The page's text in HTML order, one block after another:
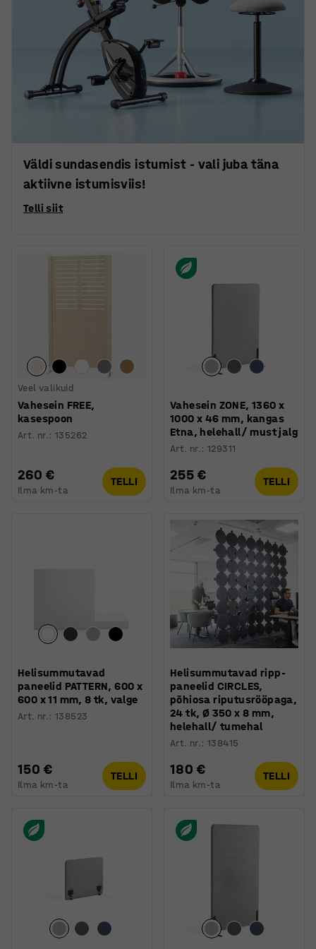
Väldi sundasendis istumist - vali juba täna
aktiivne istumisviis!
Telli siit
Veel valikuid
Vahesein FREE,
kasespoon
Art. nr.:135262
260 €
Ilma km-ta
TELLI
Vahesein ZONE, 1360 x
1000 x 46 mm, kangas
Etna, helehall/ must jalg
Art. nr.:129311
255 €
Ilma km-ta
TELLI
Helisummutavad
paneelid PATTERN, 600 x
600 x 11 mm, 8 tk, valge
Art. nr.:138523
150 €
Ilma km-ta
TELLI
Helisummutavad ripp-
paneelid CIRCLES,
põhiosa riputusrööpaga,
24 tk, Ø 350 x 8 mm,
helehall/ tumehal
Art. nr.:138415
180 €
Ilma km-ta
TELLI